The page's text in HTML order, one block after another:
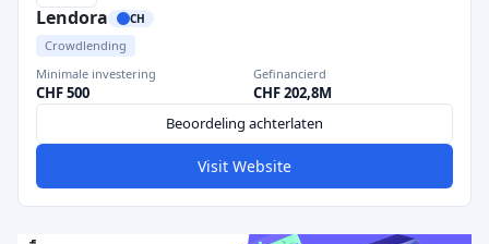
Lendora CH
Crowdlending
Minimale investering
CHF 500
Gefinancierd
CHF 202,8M
Beoordeling achterlaten
Visit Website